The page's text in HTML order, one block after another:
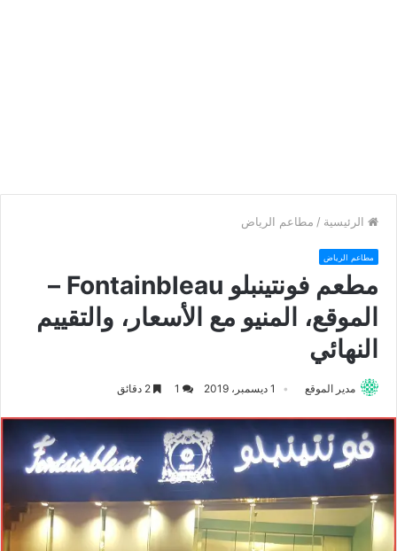
الرئيسية / مطاعم الرياض
مطاعم الرياض
مطعم فونتينبلو Fontainbleau –
الموقع، المنيو مع الأسعار، والتقييم
النهائي
مدير الموقع 1 ديسمبر، 2019